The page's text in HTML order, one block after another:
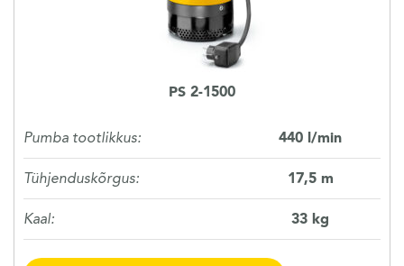
PS 2-1500
Pumba tootlikkus: 440 l/min
Tühjenduskõrgus: 17,5 m
Kaal: 33 kg